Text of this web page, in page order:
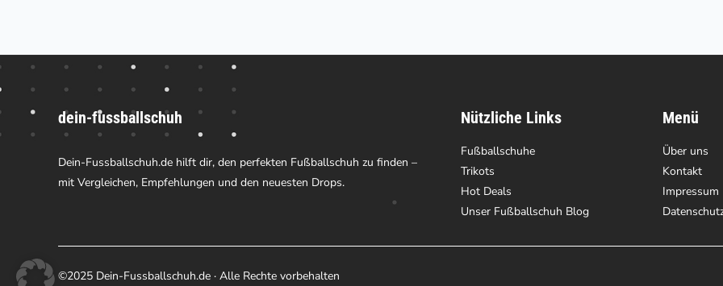
Varianten
auf.
Die
Optionen
können
der
Produktseite
Optionen
können
der
Produktseite
Die
auf
der
dein-fussballschuh
Dein-Fussballschuh.de hilft dir, den perfekten Fußballschuh zu finden –
mit Vergleichen, Empfehlungen und den neuesten Drops.
Nützliche Links
Fußballschuhe
Trikots
Hot Deals
Unser Fußballschuh Blog
Menü
Über uns
Kontakt
Impressum
©2025 Dein-Fussballschuh.de · Alle Rechte vorbehalten